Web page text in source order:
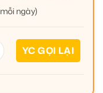
mỗi ngày)